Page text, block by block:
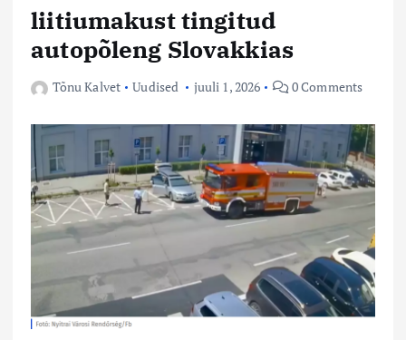
liitiumakust tingitud
autopõleng Slovakkias
Tõnu Kalvet Uudised juuli 1, 2026 0 Comments